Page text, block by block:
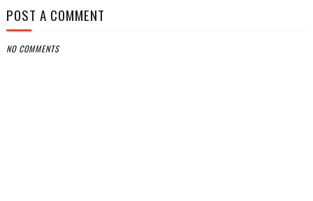
POST A COMMENT
NO COMMENTS